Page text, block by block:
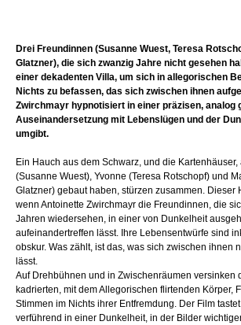
Drei Freundinnen (Susanne Wuest, Teresa
Glatzner), die sich zwanzig Jahre nicht gesehen
einer dekadenten Villa, um sich in allegorischen
Nichts zu befassen, das sich zwischen ihnen
Zwirchmayr hypnotisiert in einer präzisen, analog
Auseinandersetzung mit Lebenslügen und der
umgibt.
Ein Hauch aus dem Schwarz, und die
(Susanne Wuest), Yvonne (Teresa Rotschopf) und
Glatzner) gebaut haben, stürzen zusammen. Dieser
wenn Antoinette Zwirchmayr die Freundinnen, die
Jahren wiedersehen, in einer von Dunkelheit
aufeinandertreffen lässt. Ihre Lebensentwürfe sind
obskur. Was zählt, ist das, was sich zwischen ihnen
lässt.
Auf Drehbühnen und in Zwischenräumen versinken
kadrierten, mit dem Allegorischen flirtenden Körper,
Stimmen im Nichts ihrer Entfremdung. Der Film
verführend in einer Dunkelheit, in der Bilder